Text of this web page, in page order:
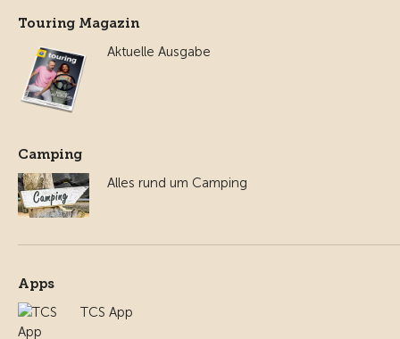
Touring Magazin
Aktuelle Ausgabe
Camping
Alles rund um Camping
Apps
TCS App